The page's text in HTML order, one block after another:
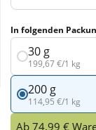
Tierbedarf
Wellness
In folgenden
30 g
199,67 €/1 kg
200 g
114,95 €/1 kg
Ab 74.99 €